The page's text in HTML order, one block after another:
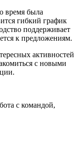
время была
гибкий график
поддерживает
к предложениям.
активностей
с новыми
с командой,